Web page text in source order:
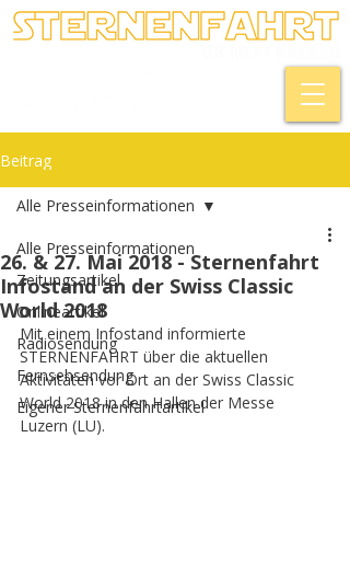
Beitrag
Alle Presseinformationen
Zeitungsartikel
Onlineartikel
Radiosendung
Fernsehsendung
Eigener Sternenfahrtartikel
Alle Presseinformationen
26. & 27. Mai 2018 - Sternenfahrt
Infostand an der Swiss Classic
World 2018
Mit einem Infostand informierte
STERNENFAHRT über die aktuellen
Aktivitäten vor Ort an der Swiss Classic
World 2018 in den Hallen der Messe
Luzern (LU).